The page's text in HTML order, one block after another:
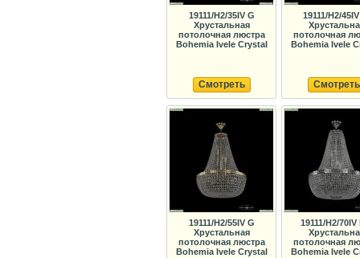
19111/H2/35IV G
Хрустальная
потолочная люстра
Bohemia Ivele Crystal
Смотреть
19111/H2/
потолочная
Bohemia Ivele
Смотреть
19111/H2/55IV G
Хрустальная
потолочная люстра
Bohemia Ivele Crystal
19111/H2/70IV
потолочная
Bohemia Ivele